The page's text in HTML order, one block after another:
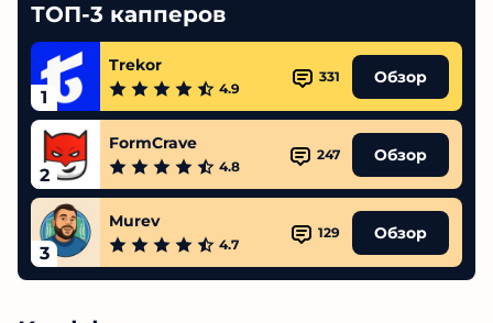
ТОП-3 капперов
1
Trekor
4.9
331 Обзор
2
FormCrave
4.8
247 Обзор
3
Murev
4.7
129 Обзор